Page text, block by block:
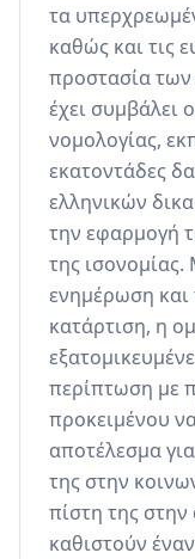
τα
καθώς και τις
προστασία
έχει συμβάλει
νομολογίας,
εκατοντάδες
ελληνικών
την εφαρμογή
της
ενημέρωση και
κατάρτιση, η
περίπτωση με
προκειμένου
αποτέλεσμα
της στην
πίστη της στην
καθιστούν